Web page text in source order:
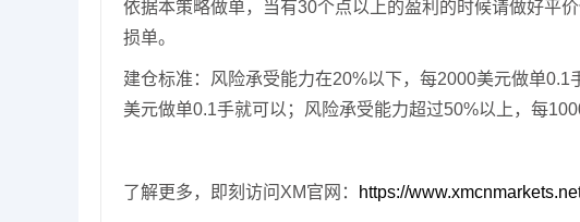
依据本策略做单，当有30个点以上的盈利的时候请做好平
损单。
建仓标准：风险承受能力在20%以下，每2000美元做单
美元做单0.1手就可以；风险承受能力超过50%以上，每
了解更多，即刻访问XM官网： https://